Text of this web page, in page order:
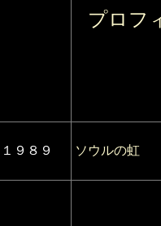
プロフ
１９８９ ソウルの虹